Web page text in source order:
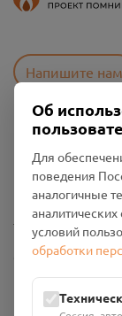
Напишите нам
Политика
Промо-материалы
Настройки cookies
Общество с
Проект Помним»
ИНН:
Об
Для
поведения
аналогичные
условий
обработки